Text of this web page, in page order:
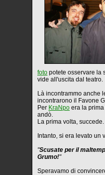
foto potete osservare la
vide all'uscita dal teatro.
Là incontrammo anche
incontrarono il Favone
Per KraNpo era la
andò.
La prima volta, succede.
Intanto, si era levato un
"Scusate per il
Grumo!"
Speravamo di